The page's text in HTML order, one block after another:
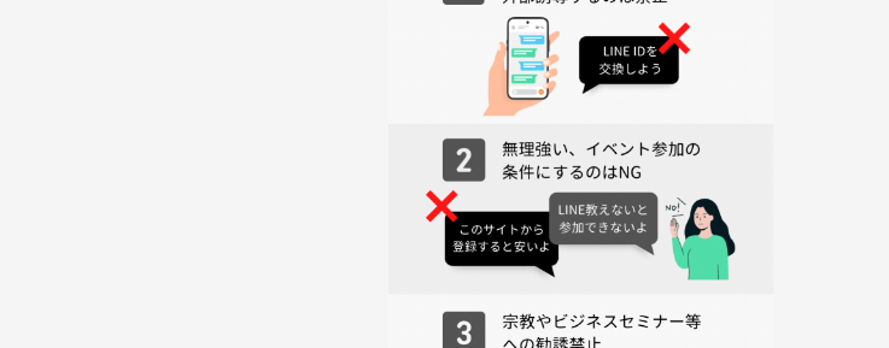
◆同じ志向を持った人と出会いたい！